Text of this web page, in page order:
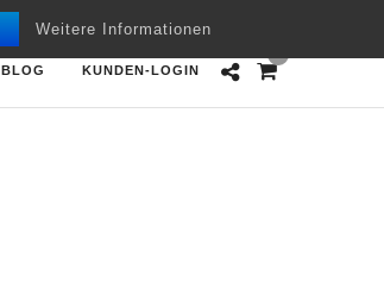
Weitere Informationen
BLOG KUNDEN-LOGIN